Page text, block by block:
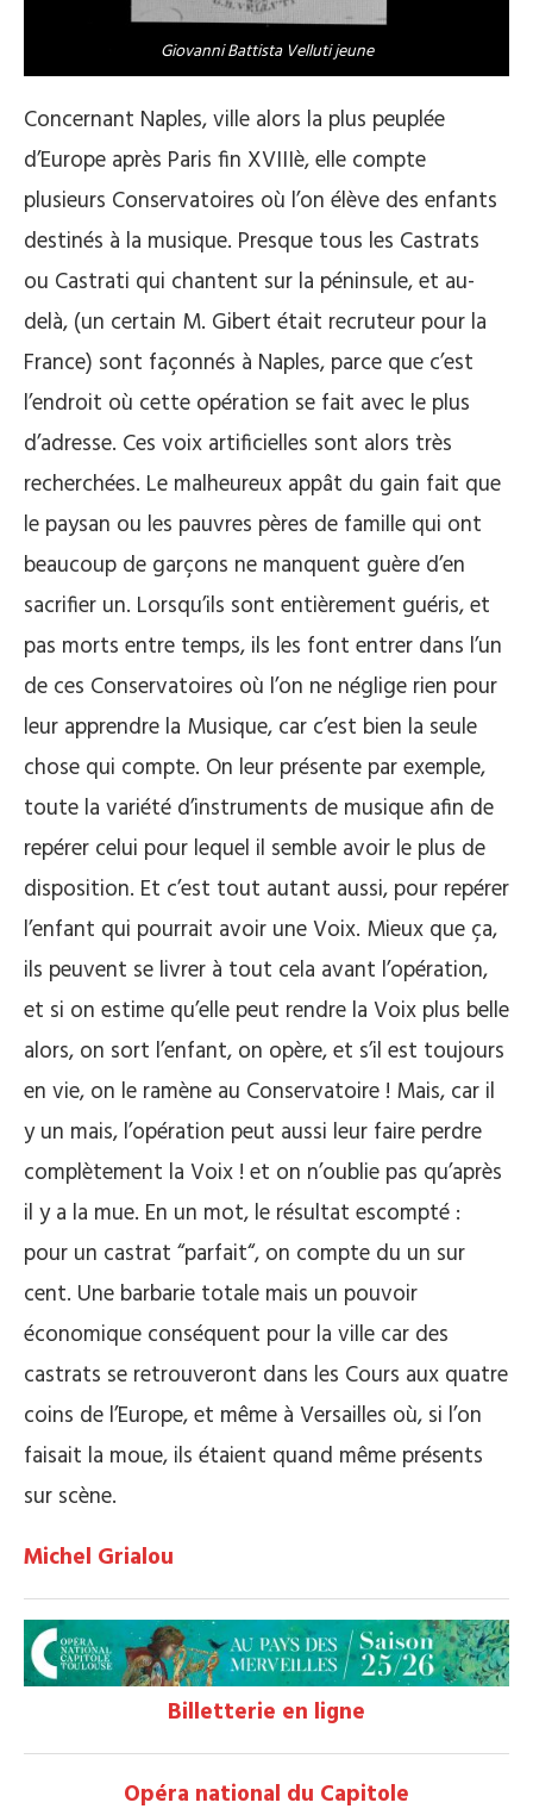
Giovanni Battista Velluti jeune
Concernant Naples, ville alors la plus peuplée
d’Europe après Paris fin XVIIIè, elle compte
plusieurs Conservatoires où l’on élève des enfants
destinés à la musique. Presque tous les Castrats
ou Castrati qui chantent sur la péninsule, et au-
delà, (un certain M. Gibert était recruteur pour la
France) sont façonnés à Naples, parce que c’est
l’endroit où cette opération se fait avec le plus
d’adresse. Ces voix artificielles sont alors très
recherchées. Le malheureux appât du gain fait que
le paysan ou les pauvres pères de famille qui ont
beaucoup de garçons ne manquent guère d’en
sacrifier un. Lorsqu’ils sont entièrement guéris, et
pas morts entre temps, ils les font entrer dans l’un
de ces Conservatoires où l’on ne néglige rien pour
leur apprendre la Musique, car c’est bien la seule
chose qui compte. On leur présente par exemple,
toute la variété d’instruments de musique afin de
repérer celui pour lequel il semble avoir le plus de
disposition. Et c’est tout autant aussi, pour repérer
l’enfant qui pourrait avoir une Voix. Mieux que ça,
ils peuvent se livrer à tout cela avant l’opération,
et si on estime qu’elle peut rendre la Voix plus belle
alors, on sort l’enfant, on opère, et s’il est toujours
en vie, on le ramène au Conservatoire ! Mais, car il
y un mais, l’opération peut aussi leur faire perdre
complètement la Voix ! et on n’oublie pas qu’après
il y a la mue. En un mot, le résultat escompté :
pour un castrat “parfait“, on compte du un sur
cent. Une barbarie totale mais un pouvoir
économique conséquent pour la ville car des
castrats se retrouveront dans les Cours aux quatre
coins de l’Europe, et même à Versailles où, si l’on
faisait la moue, ils étaient quand même présents
sur scène.
Michel Grialou
Billetterie en ligne
Opéra national du Capitole